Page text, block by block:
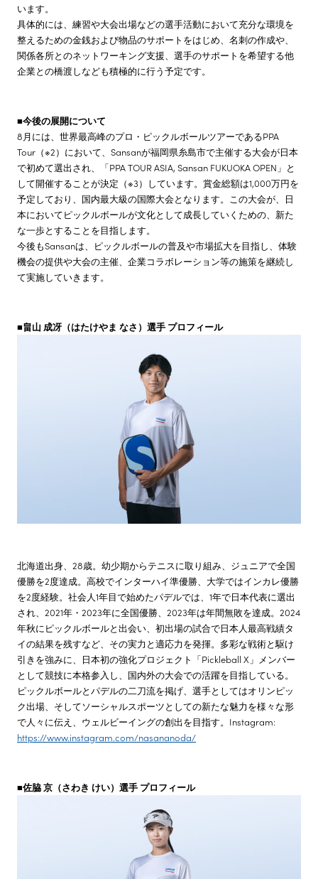
います。
具体的には、練習や大会出場などの選手活動において充分な環境を
整えるための金銭および物品のサポートをはじめ、名刺の作成や、
関係各所とのネットワーキング支援、選手のサポートを希望する他
企業との橋渡しなども積極的に行う予定です。
■今後の展開について
8月には、世界最高峰のプロ・ピックルボールツアーであるPPA
Tour（※2）において、Sansanが福岡県糸島市で主催する大会が日本
で初めて選出され、「PPA TOUR ASIA, Sansan FUKUOKA OPEN」と
して開催することが決定（※3）しています。賞金総額は1,000万円を
予定しており、国内最大級の国際大会となります。この大会が、日
本においてピックルボールが文化として成長していくための、新た
な一歩とすることを目指します。
今後もSansanは、ピックルボールの普及や市場拡大を目指し、体験
機会の提供や大会の主催、企業コラボレーション等の施策を継続し
て実施していきます。
■畠山 成冴（はたけやま なさ）選手 プロフィール
北海道出身、28歳。幼少期からテニスに取り組み、ジュニアで全国
優勝を2度達成。高校でインターハイ準優勝、大学ではインカレ優勝
を2度経験。社会人1年目で始めたパデルでは、1年で日本代表に選出
され、2021年・2023年に全国優勝、2023年は年間無敗を達成。2024
年秋にピックルボールと出会い、初出場の試合で日本人最高戦績タ
イの結果を残すなど、その実力と適応力を発揮。多彩な戦術と駆け
引きを強みに、日本初の強化プロジェクト「Pickleball X」メンバー
として競技に本格参入し、国内外の大会での活躍を目指している。
ピックルボールとパデルの二刀流を掲げ、選手としてはオリンピッ
ク出場、そしてソーシャルスポーツとしての新たな魅力を様々な形
で人々に伝え、ウェルビーイングの創出を目指す。Instagram:
https://www.instagram.com/nasananoda/
■佐脇 京（さわき けい）選手 プロフィール